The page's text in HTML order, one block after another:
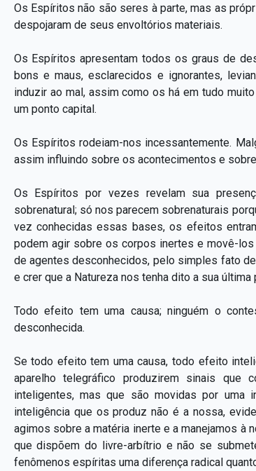
Os Espíritos não são seres à parte, mas as
despojaram de seus envoltórios materiais.
Os Espíritos apresentam todos os graus de
bons e maus, esclarecidos e ignorantes,
induzir ao mal, assim como os há em tudo
um ponto capital.
Os Espíritos rodeiam-nos incessantemente.
assim influindo sobre os acontecimentos e
Os Espíritos por vezes revelam sua
sobrenatural; só nos parecem sobrenaturais
vez conhecidas essas bases, os efeitos
podem agir sobre os corpos inertes e movê-
de agentes desconhecidos, pelo simples fato
e crer que a Natureza nos tenha dito a sua última
Todo efeito tem uma causa; ninguém o
desconhecida.
Se todo efeito tem uma causa, todo efeito
aparelho telegráfico produzirem sinais que
inteligentes, mas que são movidas por uma
inteligência que os produz não é a nossa,
agimos sobre a matéria inerte e a manejamos
que dispõem do livre-arbítrio e não se
fenômenos espíritas uma diferença radical